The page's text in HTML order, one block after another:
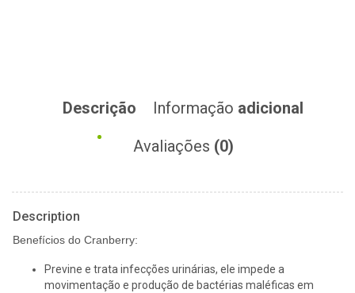
Descrição Informação adicional
Avaliações (0)
Description
Benefícios do Cranberry:
Previne e trata infecções urinárias, ele impede a
movimentação e produção de bactérias maléficas em